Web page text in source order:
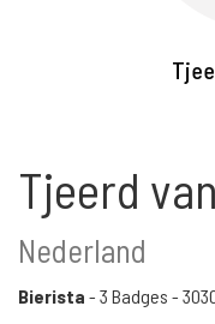
Tjeerd
Nederland
Bierista - 3 Badges -